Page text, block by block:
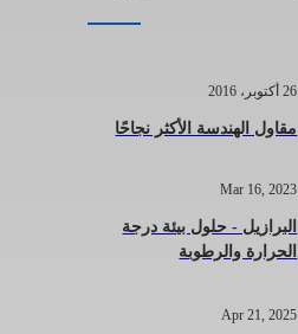
26 أكتوبر، 2016
مقاول الهندسة الأكثر نجاحًا
Mar 16, 2023
البرازيل - حلول بيئة درجة
الحرارة والرطوبة
Apr 21, 2025